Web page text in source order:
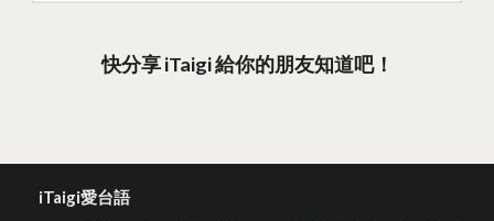
快分享 iTaigi 給你的朋友知道吧！
iTaigi愛台語